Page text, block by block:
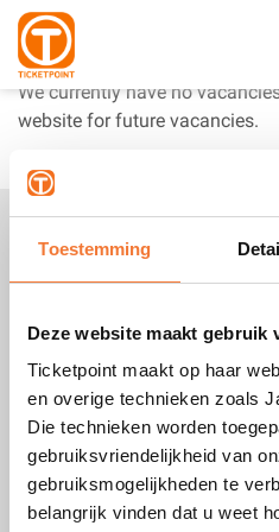
Toestemming
Deze website maakt gebruik
Ticketpoint maakt op haar
en overige technieken zoals
Die technieken worden
gebruiksvriendelijkheid van
gebruiksmogelijkheden te
belangrijk vinden dat u weet
Job offer
We currently have no
website for future vacancies.
Home
Agenda
Manual ordering tickets online
Terms and Conditions
Ticketpoint guarantee
Privacy Statement
Job offer